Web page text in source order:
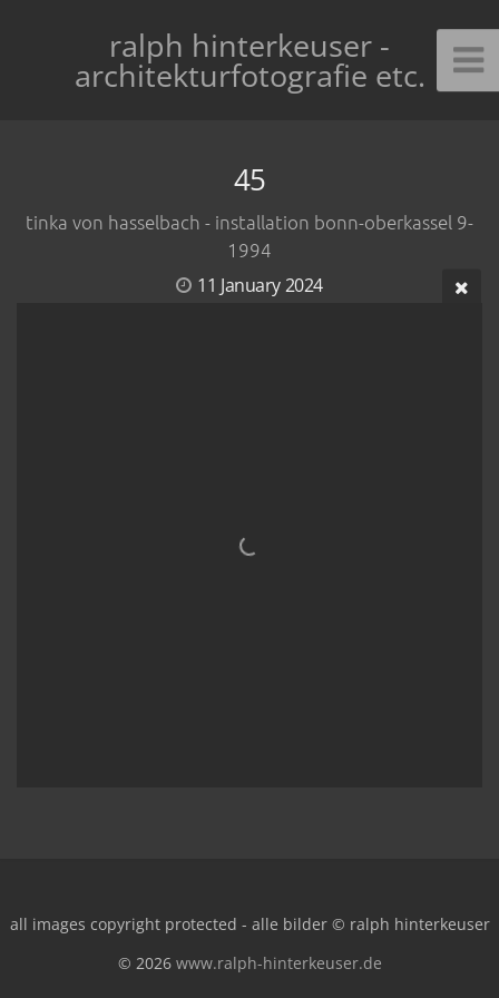
ralph hinterkeuser -
architekturfotografie etc.
45
tinka von hasselbach - installation bonn-oberkassel 9-
1994
11 January 2024
all images copyright protected - alle bilder © ralph hinterkeuser
© 2026 www.ralph-hinterkeuser.de